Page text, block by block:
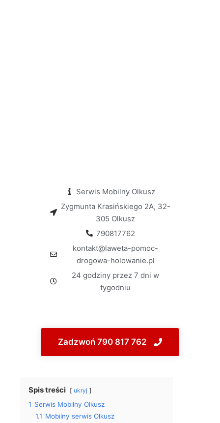
Serwis Mobilny Olkusz
Zygmunta Krasińskiego 2A, 32-
305 Olkusz
790817762
kontakt@laweta-pomoc-
drogowa-holowanie.pl
24 godziny przez 7 dni w
tygodniu
Zadzwoń 790 817 762
Spis treści ukryj
1 Serwis Mobilny Olkusz
1.1 Mobilny serwis Olkusz